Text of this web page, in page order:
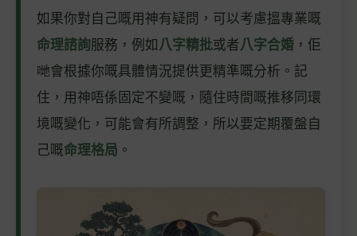
如果你對自己嘅用神有疑問，可以考慮搵專業嘅
命理諮詢服務，例如 八字精批或者八字合婚 ，佢
哋會根據你嘅具體情況提供更精準嘅分析。記
住，用神唔係固定不變嘅，隨住時間嘅推移同環
境嘅變化，可能會有所調整，所以要定期覆盤自
己嘅命理格局 。